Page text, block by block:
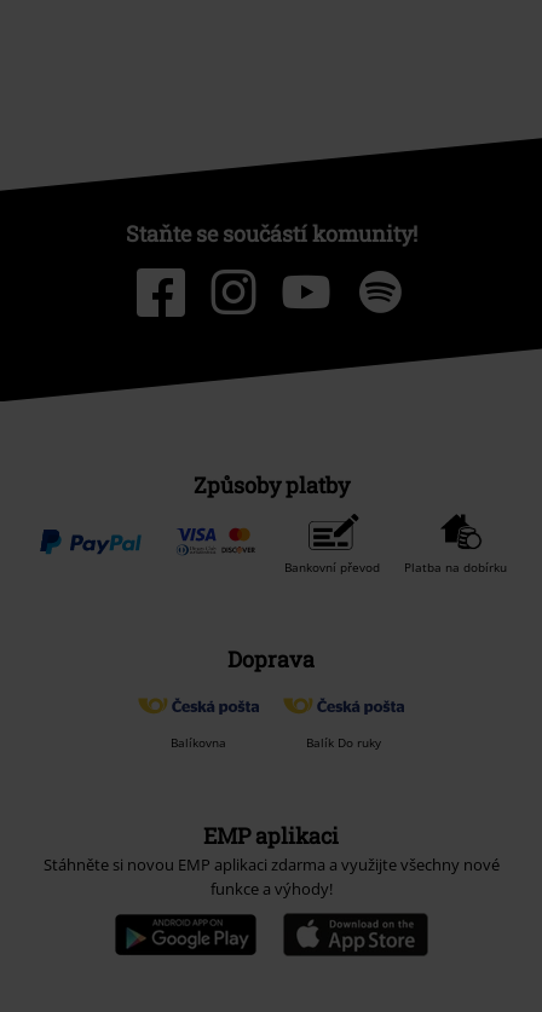
Staňte se součástí komunity!
Způsoby platby
Bankovní převod Platba na dobírku
Doprava
Balíkovna Balík Do ruky
EMP aplikaci
Stáhněte si novou EMP aplikaci zdarma a využijte všechny nové
funkce a výhody!